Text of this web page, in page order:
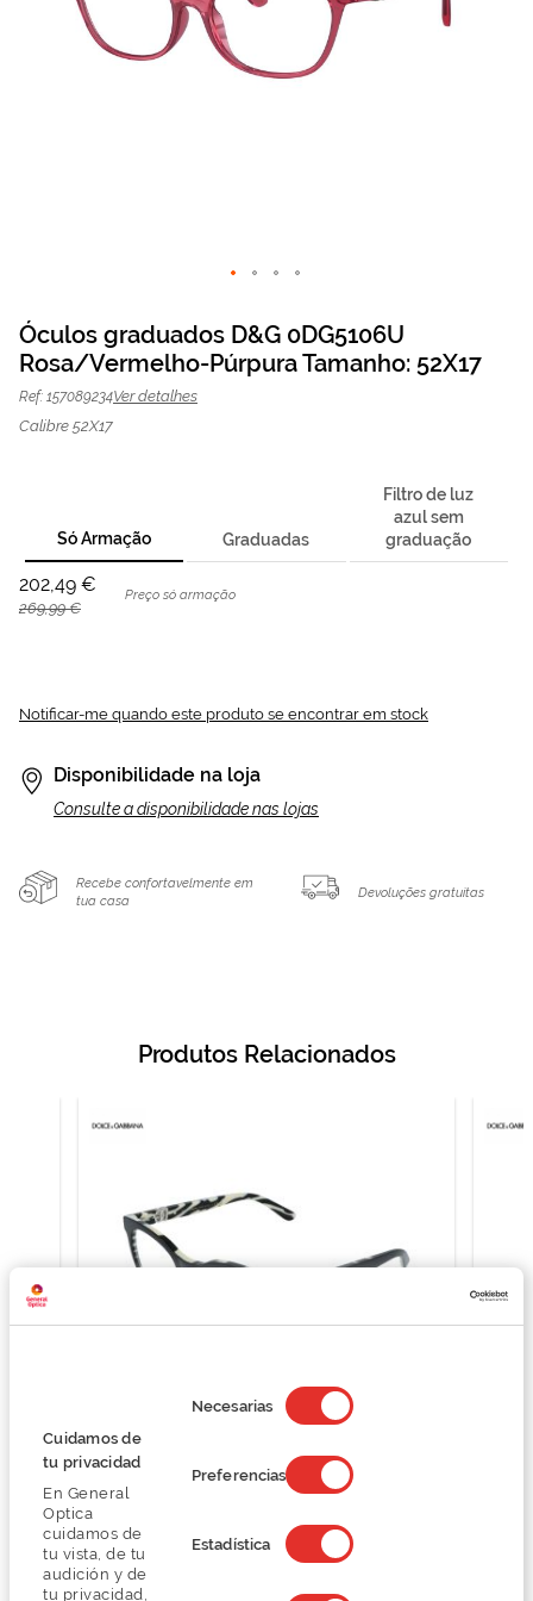
Cuidamos de
tu privacidad
En General
Optica
cuidamos de
tu vista, de tu
audición y de
tu privacidad,
de
consentimiento
Necesarias
Preferencias
Estadística
Óculos graduados D&G
0DG5106U
Rosa/Vermelho-
202,49 €O preço inclui apenas a
para
o
início
Galeria
de
Óculos graduados D&G 0DG5106U
Rosa/Vermelho-Púrpura Tamanho: 52X17
Ref: 157089234Ver detalhes
Calibre 52X17
Só Armação
202,49 €
269,99 €
Preço só armação
Graduadas
Filtro de luz
azul sem
graduação
Notificar-me quando este produto se encontrar em stock
Disponibilidade na loja
Consulte a disponibilidade nas lojas
Recebe confortavelmente em
tua casa
Devoluções gratuitas
Produtos Relacionados
O preço inclui apenas a armação
263,00 €